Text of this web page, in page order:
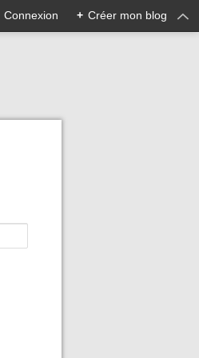
Connexion + Créer mon blog